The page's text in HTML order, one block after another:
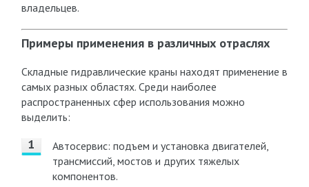
владельцев.
Примеры применения в различных отраслях
Складные гидравлические краны находят применение в
самых разных областях. Среди наиболее
распространенных сфер использования можно
выделить:
Автосервис: подъем и установка двигателей,
трансмиссий, мостов и других тяжелых
компонентов.